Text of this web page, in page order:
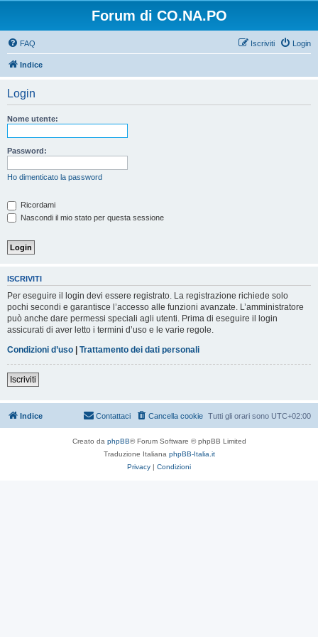
Forum di CO.NA.PO
FAQ Login
Iscriviti
Indice
Login
Nome utente:
Password:
Ho dimenticato la password
Ricordami
Nascondi il mio stato per questa sessione
ISCRIVITI
Per eseguire il login devi essere registrato. La registrazione richiede solo
pochi secondi e garantisce l’accesso alle funzioni avanzate. L’amministratore
può anche dare permessi speciali agli utenti. Prima di eseguire il login
assicurati di aver letto i termini d’uso e le varie regole.
Condizioni d’uso | Trattamento dei dati personali
Iscriviti
Indice Tutti gli orari sono UTC+02:00
Cancella cookie
Contattaci
Creato da phpBB® Forum Software © phpBB Limited
Traduzione Italiana phpBB-Italia.it
Privacy | Condizioni